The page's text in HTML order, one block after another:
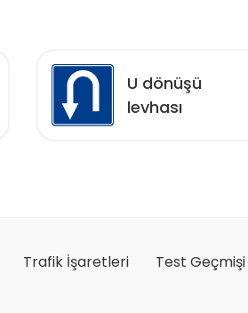
U dönüşü
levhası
Trafik İşaretleri Test Geçmişi